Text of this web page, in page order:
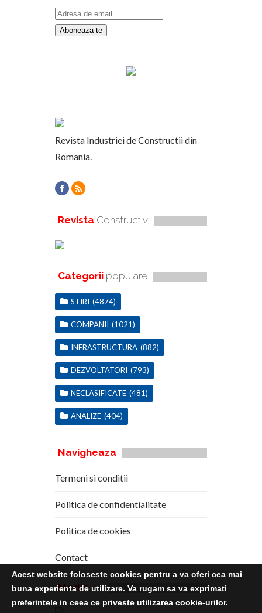
Revista Industriei de Constructii din
Romania.
Revista Constructiv
Categorii populare
STIRI (4874)
COMPANII (1021)
INFRASTRUCTURA (882)
DEZVOLTATORI (793)
NECLASIFICATE (481)
ANALIZE (404)
Navigheaza
Termeni si conditii
Politica de confidentialitate
Politica de cookies
Contact
Media Kit
Acest website foloseste cookies pentru a va oferi cea mai
buna experienta de utilizare. Va rugam sa va exprimati
preferintele in ceea ce priveste utilizarea cookie-urilor.